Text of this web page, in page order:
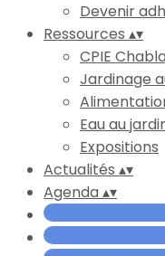
Devenir
Ressources ▴▾
CPIE
Jardinage
Eau au
Expositions
Actualités ▴▾
Agenda▴▾